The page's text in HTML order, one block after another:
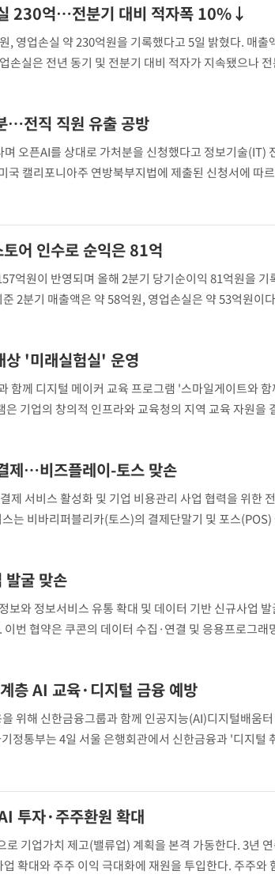
230억…전분기 대비 적자폭 10%↓
, 영업손실 약 230억원을 기록했다고 5일 밝혔다. 매출
실은 전년 동기 및 전분기 대비 적자가 지속됐으나
…전직 직원 유출 공방
오픈AI를 상대로 가처분을 신청했다고 정보기술(IT)
캘리포니아주 연방북부지법에 제출된 신청서에 따
드웨어책임자(CHO) 등이 자사 기밀에 접근하거나 이
어 인수로 순익은 81억
억원이 반영되며 올해 2분기 당기순이익 81억원을 기
2분기 매출액은 약 58억원, 영업손실은 약 53억원이
늘었다. 상반기 당기순이익은 50억원으로 전
상 '미래실험실' 운영
함께 디지털 메이커 교육 프로그램 '스마일게이트와
기업의 창의적 인프라와 교육청의 지역 교육 자원을
마련됐다. 퓨처랩은 디지털 창의교육 프로젝트 '퓨처
제…비즈플레이-토스 맞손
제 서비스 활성화 및 기업 비용관리 사업 협력을 위한
는 비바리퍼블리카(토스)의 결제단말기 및 포스(POS)
주 등 지역사랑상품권 사업에서 축적한 서비스 운영 경
굴 맞손
와 정보서비스 유통 확대 및 데이터 기반 신규사업 발
번 협약은 쿠콘의 데이터 수집·연결 및 응용프로그래
정보, 본인확인 등 정보서비스 역량을 결합해 유통 채널
층 AI 교육·디지털 금융 예방
위해 신한금융그룹과 함께 인공지능(AI)디지털배움
정통부는 4일 서울 은행회관에서 신한금융과 '디지털
한 업무협약(MOU)'을 체결했다고 밝혔다. 이번 협약
투자·주주환원 확대
기업가치 제고(밸류업) 계획을 본격 가동한다. 3년
확대와 주주 이익 극대화에 재원을 투입한다. 주주와
5
이 대통령, 6시간
의…"기존 사고 방
히 실천"(종합)
6
[올댓차이나] 홍콩
매수로 상승 마감